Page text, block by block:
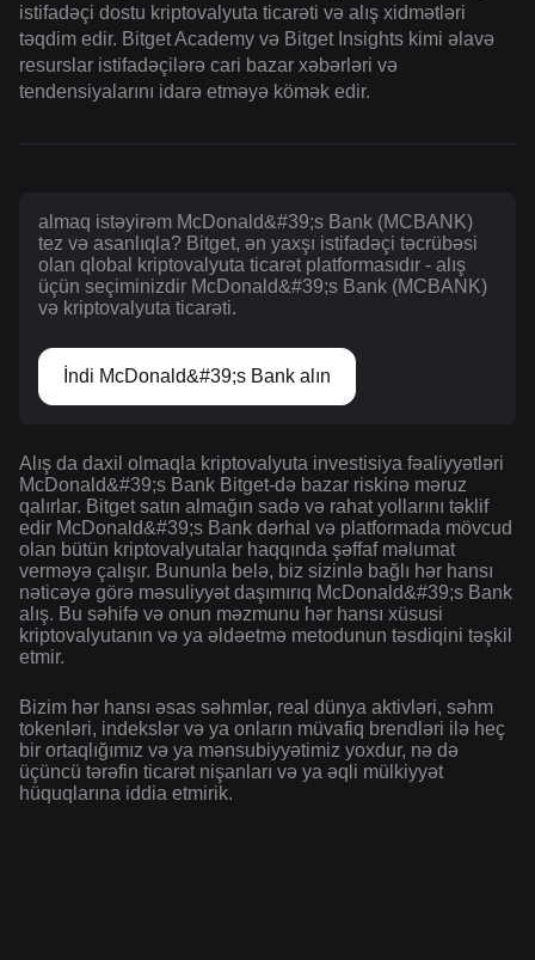
istifadəçi dostu kriptovalyuta ticarəti və alış xidmətləri
təqdim edir. Bitget Academy və Bitget Insights kimi əlavə
resurslar istifadəçilərə cari bazar xəbərləri və
tendensiyalarını idarə etməyə kömək edir.
almaq istəyirəm McDonald&#39;s Bank (MCBANK)
tez və asanlıqla? Bitget, ən yaxşı istifadəçi təcrübəsi
olan qlobal kriptovalyuta ticarət platformasıdır - alış
üçün seçiminizdir McDonald&#39;s Bank (MCBANK)
və kriptovalyuta ticarəti.
İndi McDonald&#39;s Bank alın
Alış da daxil olmaqla kriptovalyuta investisiya fəaliyyətləri
McDonald&#39;s Bank Bitget-də bazar riskinə məruz
qalırlar. Bitget satın almağın sadə və rahat yollarını təklif
edir McDonald&#39;s Bank dərhal və platformada mövcud
olan bütün kriptovalyutalar haqqında şəffaf məlumat
verməyə çalışır. Bununla belə, biz sizinlə bağlı hər hansı
nəticəyə görə məsuliyyət daşımırıq McDonald&#39;s Bank
alış. Bu səhifə və onun məzmunu hər hansı xüsusi
kriptovalyutanın və ya əldəetmə metodunun təsdiqini təşkil
etmir.
Bizim hər hansı əsas səhmlər, real dünya aktivləri, səhm
tokenləri, indekslər və ya onların müvafiq brendləri ilə heç
bir ortaqlığımız və ya mənsubiyyətimiz yoxdur, nə də
üçüncü tərəfin ticarət nişanları və ya əqli mülkiyyət
hüquqlarına iddia etmirik.